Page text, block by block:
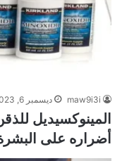
maw9i3i ديسمبر 6, 2023
المينوكسيديل
أضراره على